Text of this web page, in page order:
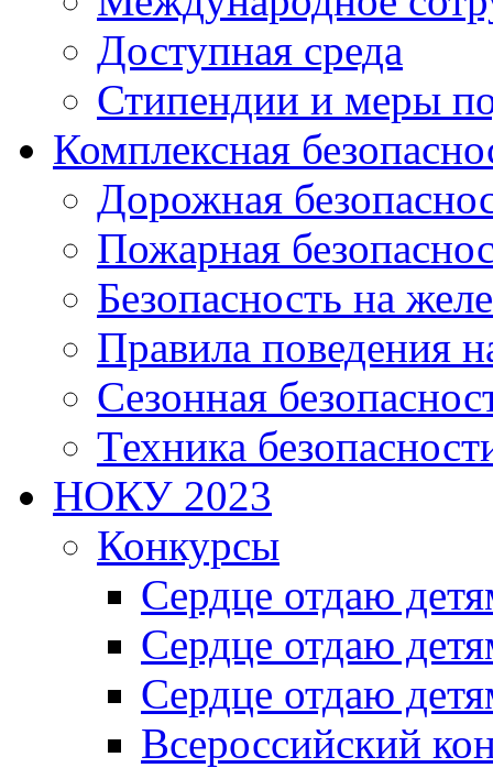
Доступная среда
Стипендии и меры
Комплексная
Дорожная
Пожарная
Безопасность на
Правила поведения
Сезонная
Техника
НОКУ 2023
Конкурсы
Сердце отдаю
Сердце отдаю
Сердце отдаю
Всероссийский